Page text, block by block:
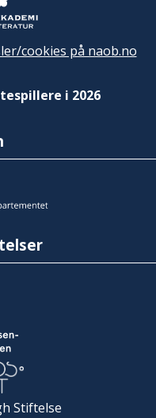
cookies på naob.no
i 2026
Stiftelse